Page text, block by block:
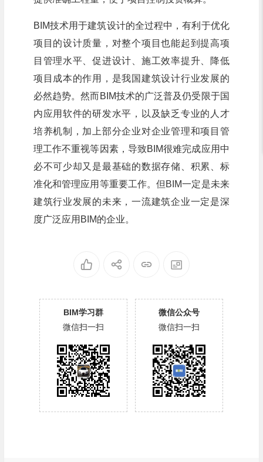
BIM技术用于建筑设计的全过程中，有利于优化
项目的设计质量，对整个项目也能起到提高项
目管理水平、促进设计、施工效率提升、降低
项目成本的作用，是我国建筑设计行业发展的
必然趋势。然而BIM技术的广泛普及仍受限于国
内应用软件的研发水平，以及缺乏专业的人才
培养机制，加上部分企业对企业管理和项目管
理工作不重视等因素，导致BIM很难完成应用中
必不可少却又是最基础的数据存储、积累、标
准化和管理应用等重要工作。但BIM一定是未来
建筑行业发展的未来，一流建筑企业一定是深
度广泛应用BIM的企业。
BIM学习群
微信扫一扫
微信公众号
微信扫一扫